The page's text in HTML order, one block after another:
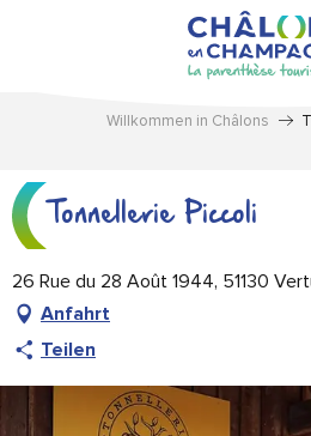
Willkommen in Châlons
Tonnellerie Piccoli
26 Rue du 28 Août 1944, 51130
Anfahrt
Teilen